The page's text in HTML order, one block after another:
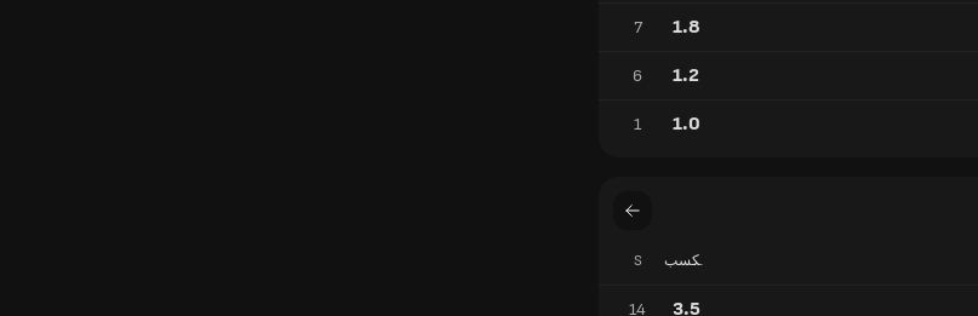
1.8
7
1.2
6
1.0
1
مكسب
S
3.5
14